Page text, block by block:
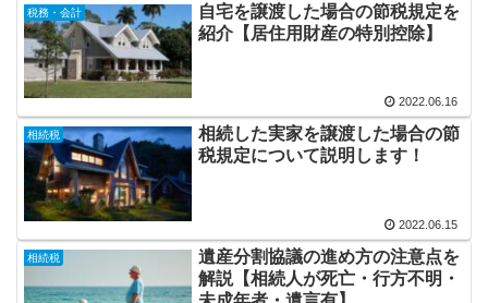
税務・会計
自宅を譲渡した場合の節税規定を
紹介【居住用財産の特別控除】
2022.06.16
相続税
相続した実家を譲渡した場合の節
税規定について説明します！
2022.06.15
相続税
遺産分割協議の進め方の注意点を
解説【相続人が死亡・行方不明・